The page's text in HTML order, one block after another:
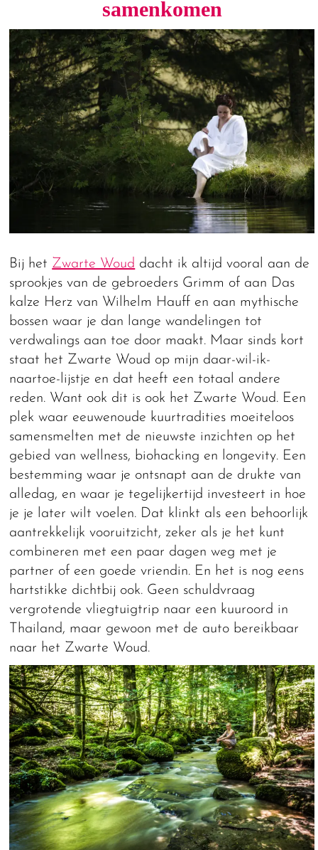
samenkomen
Bij het Zwarte Woud dacht ik altijd vooral aan de
sprookjes van de gebroeders Grimm of aan Das
kalze Herz van Wilhelm Hauff en aan mythische
bossen waar je dan lange wandelingen tot
verdwalings aan toe door maakt. Maar sinds kort
staat het Zwarte Woud op mijn daar-wil-ik-
naartoe-lijstje en dat heeft een totaal andere
reden. Want ook dit is ook het Zwarte Woud. Een
plek waar eeuwenoude kuurtradities moeiteloos
samensmelten met de nieuwste inzichten op het
gebied van wellness, biohacking en longevity. Een
bestemming waar je ontsnapt aan de drukte van
alledag, en waar je tegelijkertijd investeert in hoe
je je later wilt voelen. Dat klinkt als een behoorlijk
aantrekkelijk vooruitzicht, zeker als je het kunt
combineren met een paar dagen weg met je
partner of een goede vriendin. En het is nog eens
hartstikke dichtbij ook. Geen schuldvraag
vergrotende vliegtuigtrip naar een kuuroord in
Thailand, maar gewoon met de auto bereikbaar
naar het Zwarte Woud.